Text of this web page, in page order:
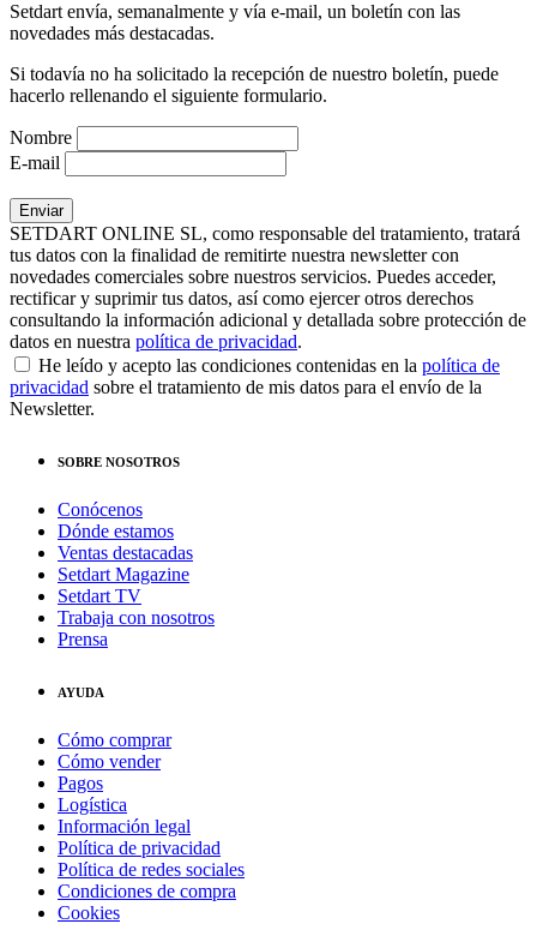
Setdart envía, semanalmente y vía e-mail, un boletín con las
novedades más destacadas.
Si todavía no ha solicitado la recepción de nuestro boletín, puede
hacerlo rellenando el siguiente formulario.
Nombre
E-mail
SETDART ONLINE SL, como responsable del tratamiento, tratará
tus datos con la finalidad de remitirte nuestra newsletter con
novedades comerciales sobre nuestros servicios. Puedes acceder,
rectificar y suprimir tus datos, así como ejercer otros derechos
consultando la información adicional y detallada sobre protección de
datos en nuestra política de privacidad.
He leído y acepto las condiciones contenidas en la política de
privacidad sobre el tratamiento de mis datos para el envío de la
Newsletter.
SOBRE NOSOTROS
Conócenos
Dónde estamos
Ventas destacadas
Setdart Magazine
Setdart TV
Trabaja con nosotros
Prensa
AYUDA
Cómo comprar
Cómo vender
Pagos
Logística
Información legal
Política de privacidad
Política de redes sociales
Condiciones de compra
Cookies